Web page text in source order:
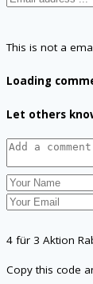
This is not a
Loading
Let others
4 für 3 Aktion
Copy this code